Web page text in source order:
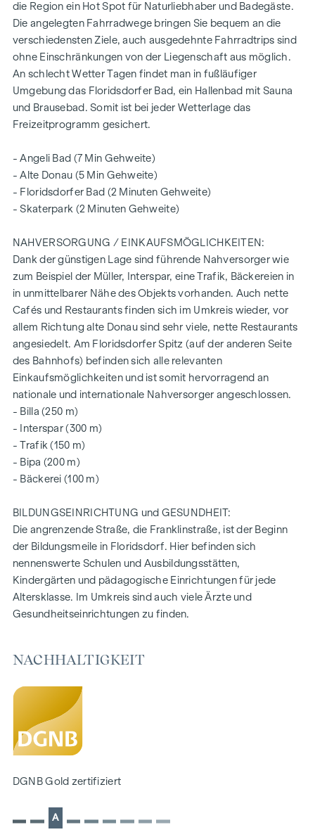
verkehrsberuhigte Einbahnstraße mit Übergang zur
Begegnungszone
geringe bis keine Lärmbelastung
Bildungseinrichtungen um die Ecke (Bildungsmeile /
Bildungsgrätzel)
2 Gehminuten zum Bahnhof Floridsdorf (U6, S-Bahnen,
Straßenbahnen, Busse)
top Anbindung an den Individualverkehr
zertifiziertes Gebäude - zukunftsorientiert
für Eigennutzer und Anleger
intelligente Gegensprechanlage (via App steuerbar)
Digitales Schwarzes Brett und smarte Hausverwaltung -
App „
puck
Gemeinschaftsraum für alle Bewohner (mit Kletterwand,
Tischfußball, Spieleecke, Sitzgelegenheiten,
vollausgestatteter Küche, Gemeinschaftsgarten
mit "Urban Gardening" Gemeinschaftsbeeten
Die freien Objekte sind noch in allen Wohnungsgrößen
verfügbar und beinhalten allesamt eine Freifläche in Form
von einer Loggia, einem Balkon, einem Eigengarten oder
einer Terrasse und einem versperrbaren Kellerabteil.
VEREINBAREN SIE NOCH HEUTE EINEN
NACHHALTIGKEIT
Auch bei diesem Projekt der WINEGG Realitäten GmbH
stehen die Erschaffung von nachhaltigem Lebensraum, das
Wohlbefinden der zukünftigen Bewohner und die
Wertsteigerung der Immobilie im Mittelpunkt. Neben der
Energie und natürlichen Ressourcen. Zudem werden eine
Taxonomie Verifikation angestrebt.
NEBENKOSTEN
Mit der Wohnungseigentumsbegründung,
grundbücherlichen Durchführung ist die
Gesamtkosten für die angeführten Dienstleistungen
die Region ein Hot Spot für Naturliebhaber und Badegäste.
Die angelegten Fahrradwege bringen Sie bequem an die
verschiedensten Ziele, auch ausgedehnte Fahrradtrips sind
ohne Einschränkungen von der Liegenschaft aus möglich.
An schlecht Wetter Tagen findet man in fußläufiger
Umgebung das Floridsdorfer Bad, ein Hallenbad mit Sauna
und Brausebad. Somit ist bei jeder Wetterlage das
Freizeitprogramm gesichert.
- Angeli Bad (7 Min Gehweite)
- Alte Donau (5 Min Gehweite)
- Floridsdorfer Bad (2 Minuten Gehweite)
- Skaterpark (2 Minuten Gehweite)
NAHVERSORGUNG / EINKAUFSMÖGLICHKEITEN:
Dank der günstigen Lage sind führende Nahversorger wie
zum Beispiel der Müller, Interspar, eine Trafik, Bäckereien in
in unmittelbarer Nähe des Objekts vorhanden. Auch nette
Cafés und Restaurants finden sich im Umkreis wieder, vor
allem Richtung alte Donau sind sehr viele, nette Restaurants
angesiedelt. Am Floridsdorfer Spitz (auf der anderen Seite
des Bahnhofs) befinden sich alle relevanten
Einkaufsmöglichkeiten und ist somit hervorragend an
nationale und internationale Nahversorger angeschlossen.
- Billa (250 m)
- Interspar (300 m)
- Trafik (150 m)
- Bipa (200 m)
- Bäckerei (100 m)
BILDUNGSEINRICHTUNG und GESUNDHEIT:
Die angrenzende Straße, die Franklinstraße, ist der Beginn
der Bildungsmeile in Floridsdorf. Hier befinden sich
nennenswerte Schulen und Ausbildungsstätten,
Kindergärten und pädagogische Einrichtungen für jede
Altersklasse. Im Umkreis sind auch viele Ärzte und
Gesundheitseinrichtungen zu finden.
NACHHALTIGKEIT
DGNB Gold zertifiziert
A